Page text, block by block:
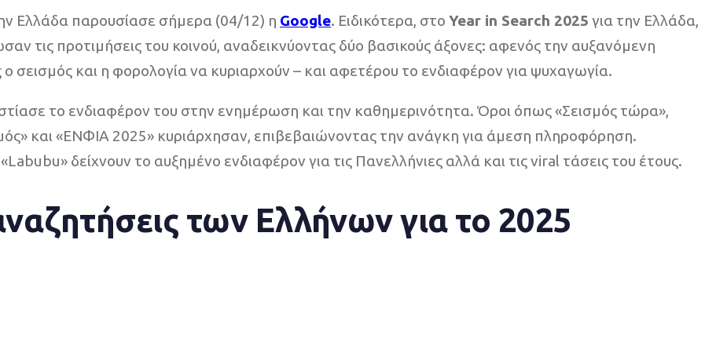
Ελλάδα παρουσίασε σήμερα (04/12) η Google. Ειδικότερα, στο Year in Search 2025 για την Ελλάδα,
τις προτιμήσεις του κοινού, αναδεικνύοντας δύο βασικούς άξονες: αφενός την αυξανόμενη
και η φορολογία να κυριαρχούν – και αφετέρου το ενδιαφέρον για ψυχαγωγία.
το ενδιαφέρον του στην ενημέρωση και την καθημερινότητα. Όροι όπως «Σεισμός τώρα»,
και «ΕΝΦΙΑ 2025» κυριάρχησαν, επιβεβαιώνοντας την ανάγκη για άμεση πληροφόρηση.
δείχνουν το αυξημένο ενδιαφέρον για τις Πανελλήνιες αλλά και τις viral τάσεις του έτους.
των Ελλήνων για το 2025